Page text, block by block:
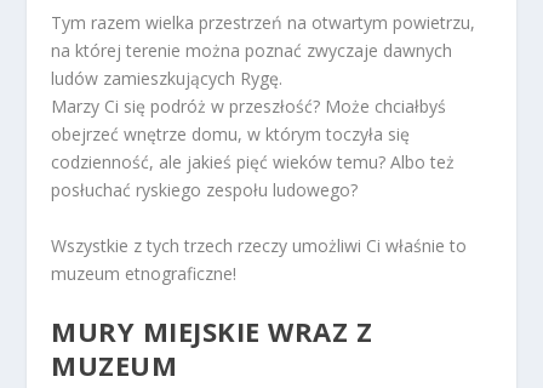
Tym razem wielka przestrzeń na otwartym powietrzu,
na której terenie można poznać zwyczaje dawnych
ludów zamieszkujących Rygę.
Marzy Ci się podróż w przeszłość? Może chciałbyś
obejrzeć wnętrze domu, w którym toczyła się
codzienność, ale jakieś pięć wieków temu? Albo też
posłuchać ryskiego zespołu ludowego?
Wszystkie z tych trzech rzeczy umożliwi Ci właśnie to
muzeum etnograficzne!
MURY MIEJSKIE WRAZ Z
MUZEUM